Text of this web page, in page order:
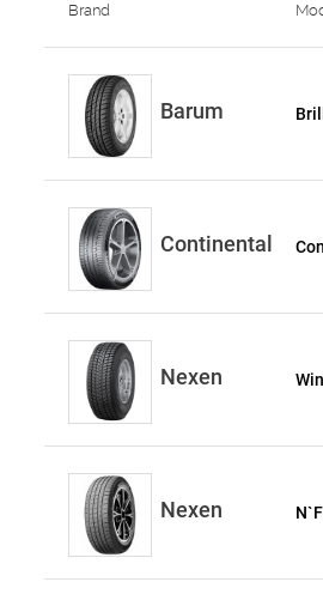
Brand
Barum
Continental
Nexen
Nexen